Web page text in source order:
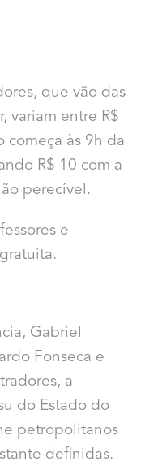
que vão das
variam entre R$
começa às 9h da
R$ 10 com a
perecível.
e
Gabriel
Fonseca e
a
do Estado do
petropolitanos
definidas.